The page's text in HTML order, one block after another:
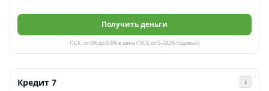
Получить деньги
ПСК: от 0% до 0.8% в день (ПСК от 0-292% годовых)
Кредит 7
i